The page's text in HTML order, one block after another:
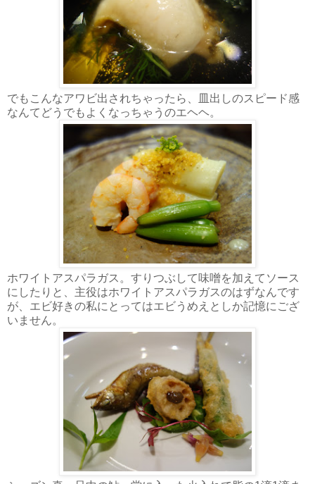
でもこんなアワビ出されちゃったら、皿出しのスピード感
なんてどうでもよくなっちゃうのエヘヘ。
ホワイトアスパラガス。すりつぶして味噌を加えてソース
にしたりと、主役はホワイトアスパラガスのはずなんです
が、エビ好きの私にとってはエビうめえとしか記憶にござ
いません。